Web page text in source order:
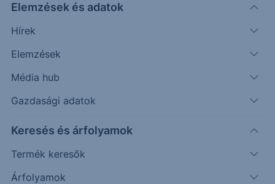
Elemzések és adatok
Hírek
Elemzések
Média hub
Gazdasági adatok
Keresés és árfolyamok
Termék keresők
Árfolyamok
CRNX(USA)
Crinetics Pharmaceuticals Ord
Shs
83.92
Időpont: 26.08.06. 22:01
További információk kérése